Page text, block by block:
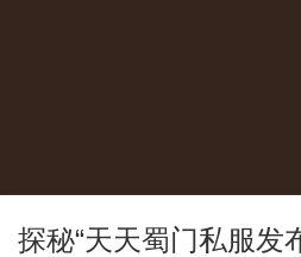
探秘“天天蜀门私服发